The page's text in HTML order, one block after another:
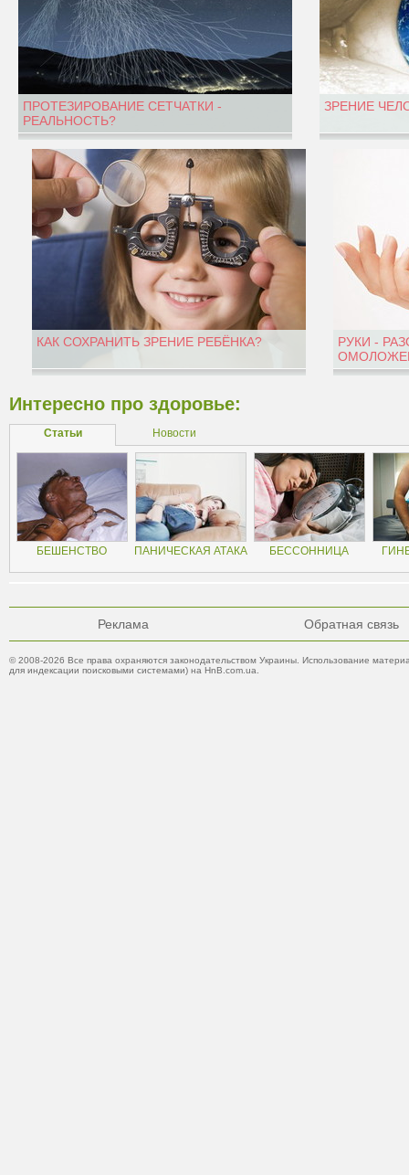
ПРОТЕЗИРОВАНИЕ СЕТЧАТКИ -
РЕАЛЬНОСТЬ?
ЗРЕНИЕ
КАК СОХРАНИТЬ ЗРЕНИЕ РЕБЁНКА?
РУКИ -
Интересно про здоровье:
Статьи Новости
БЕШЕНСТВО ПАНИЧЕСКАЯ АТАКА БЕССОННИЦА
Реклама Обратная связь
© 2008-2026 Все права охраняются законодательством Украины. Использование
для индексации поисковыми системами) на HnB.com.ua.